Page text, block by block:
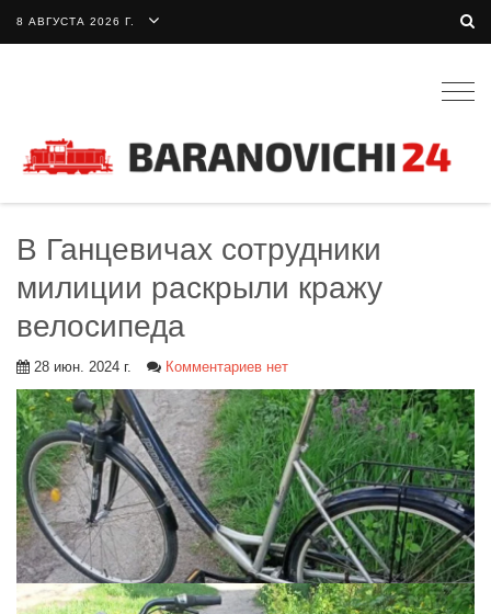
8 АВГУСТА 2026 Г.
В Ганцевичах сотрудники
милиции раскрыли кражу
велосипеда
28 июн. 2024 г. Комментариев нет